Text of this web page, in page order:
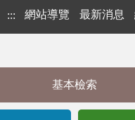
::: 網站導覽 最新消息
基本檢索